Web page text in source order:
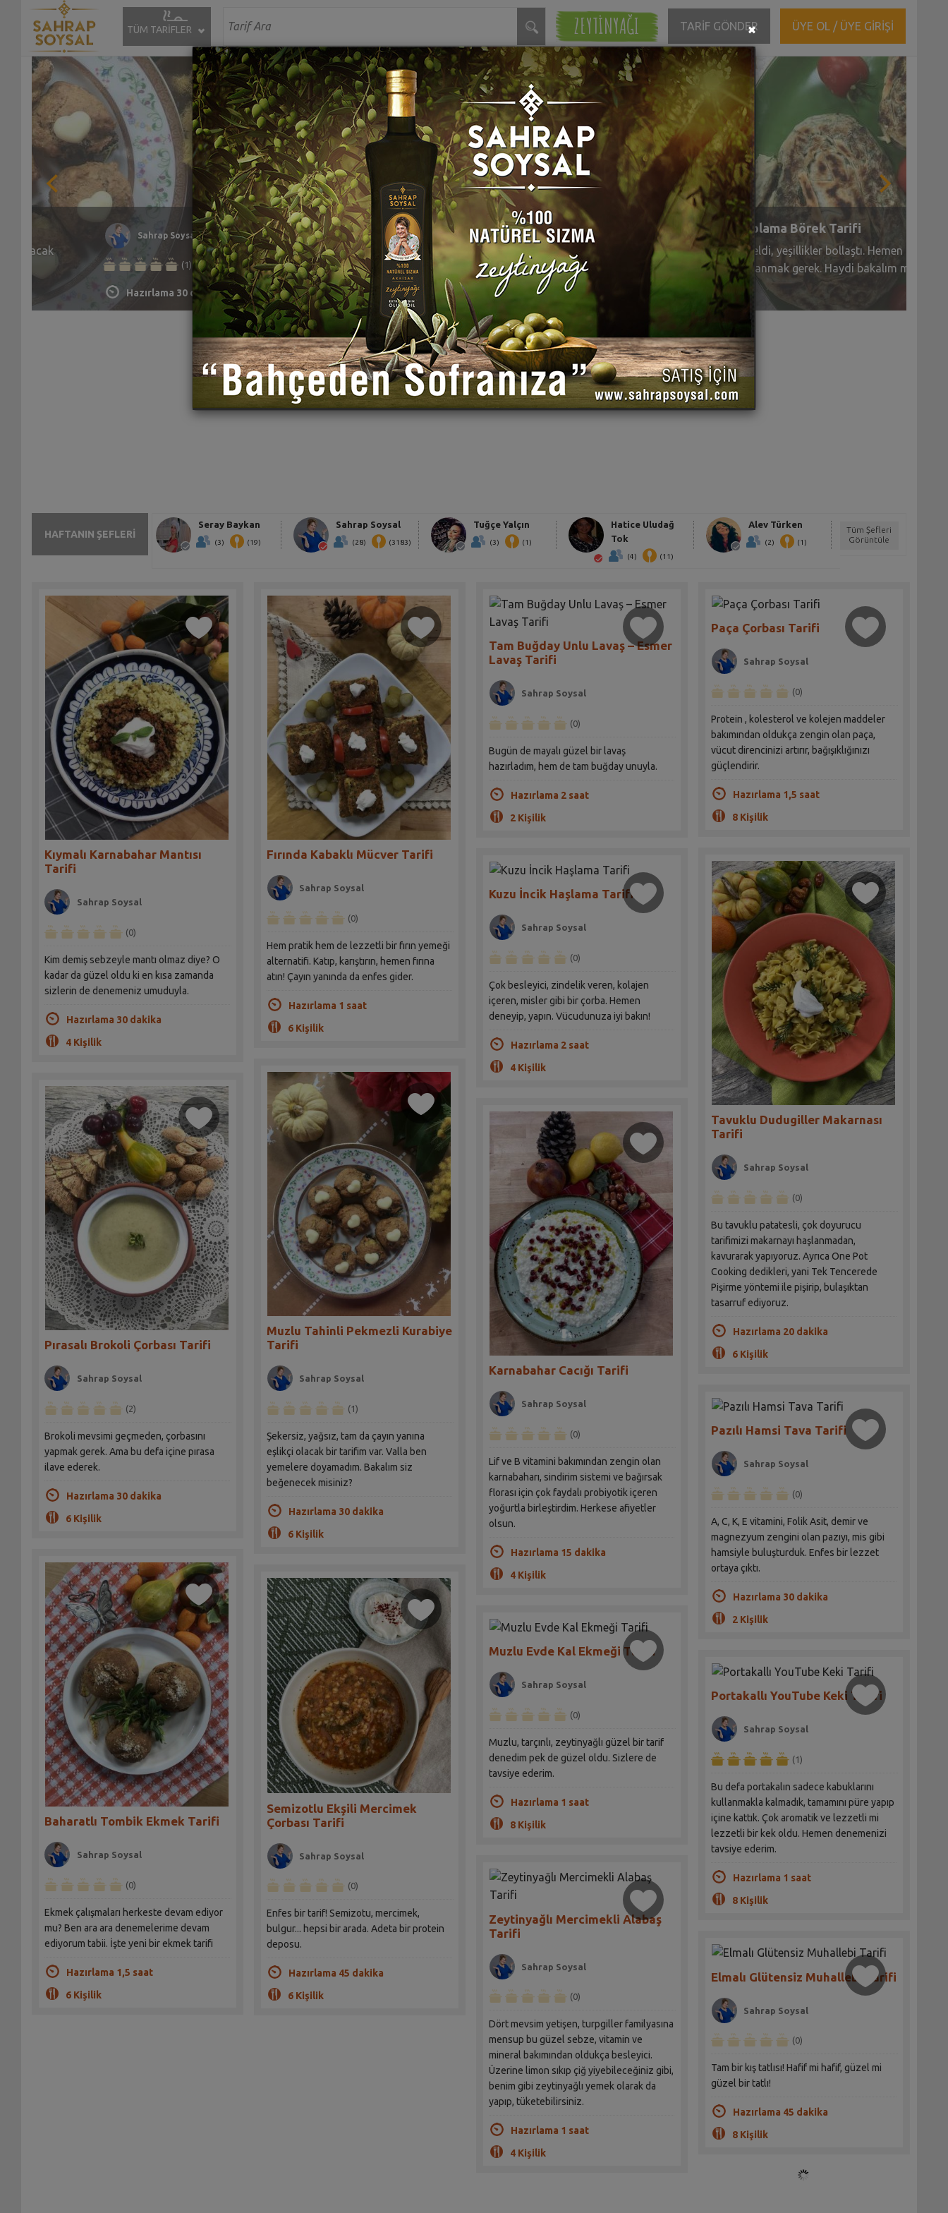
TÜM TARİFLER ZEYTİNYAĞI TARİF GÖNDER ÜYE OL / ÜYE GİRİŞİ
Pırasalı Brokoli Çorbası Tarifi
Brokoli mevsimi geçmeden, çorbasını yapmak
gerek. Ama bu defa içine pırasa ilave ederek.
Muzlu Tahinli Pekmezli Kurabiye Tarifi
Şekersiz, yağsız, tam da çayın yanına eşlikçi olacak
bir tarifim var. Valla ben yemelere doyamadım.
Bakalım siz beğenecek misiniz?
Hazırlama 30 dakika
hepsi
Sahrap Soysal
(0)
Hazırlama 45 dakika
HAFTANIN ŞEFLERİ
Seray Baykan
(3) (19)
Sahrap Soysal
(28) (3183)
Tuğçe Yalçın
(3) (1)
Hatice Uludağ
Tok
(4) (11)
Alev Türken
(2) (1)
Tüm Şefleri
Görüntüle
Kıymalı Karnabahar Mantısı
Tarifi
Sahrap Soysal
(0)
Kim demiş sebzeyle mantı olmaz diye? O
kadar da güzel oldu ki en kısa zamanda
sizlerin de denemeniz umuduyla.
Hazırlama 30 dakika
4 Kişilik
Pırasalı Brokoli Çorbası Tarifi
Sahrap Soysal
(2)
Brokoli mevsimi geçmeden, çorbasını
yapmak gerek. Ama bu defa içine pırasa
ilave ederek.
Hazırlama 30 dakika
6 Kişilik
Baharatlı Tombik Ekmek Tarifi
Sahrap Soysal
(0)
Ekmek çalışmaları herkeste devam ediyor
mu? Ben ara ara denemelerime devam
ediyorum tabii. İşte yeni bir ekmek tarifi
Hazırlama 1,5 saat
6 Kişilik
Fırında Kabaklı Mücver Tarifi
Sahrap Soysal
(0)
Hem pratik hem de lezzetli bir fırın yemeği
alternatifi. Katıp, karıştırın, hemen fırına
atın! Çayın yanında da enfes gider.
Hazırlama 1 saat
6 Kişilik
Muzlu Tahinli Pekmezli Kurabiye
Tarifi
Sahrap Soysal
(1)
Şekersiz, yağsız, tam da çayın yanına
eşlikçi olacak bir tarifim var. Valla ben
yemelere doyamadım. Bakalım siz
beğenecek misiniz?
Hazırlama 30 dakika
6 Kişilik
Semizotlu Ekşili Mercimek
Çorbası Tarifi
Sahrap Soysal
(0)
Enfes bir tarif! Semizotu, mercimek,
bulgur... hepsi bir arada. Adeta bir protein
deposu.
Hazırlama 45 dakika
6 Kişilik
Tam Buğday Unlu Lavaş – Esmer
Lavaş Tarifi
Sahrap Soysal
(0)
Bugün de mayalı güzel bir lavaş
hazırladım, hem de tam buğday unuyla.
Hazırlama 2 saat
2 Kişilik
Kuzu İncik Haşlama Tarifi
Sahrap Soysal
(0)
Çok besleyici, zindelik veren, kolajen
içeren, misler gibi bir çorba. Hemen
deneyip, yapın. Vücudunuza iyi bakın!
Hazırlama 2 saat
4 Kişilik
Karnabahar Cacığı Tarifi
Sahrap Soysal
(0)
Lif ve B vitamini bakımından zengin olan
karnabaharı, sindirim sistemi ve bağırsak
florası için çok faydalı probiyotik içeren
yoğurtla birleştirdim. Herkese afiyetler
olsun.
Hazırlama 15 dakika
4 Kişilik
Muzlu Evde Kal Ekmeği Tarifi
Sahrap Soysal
(0)
Muzlu, tarçınlı, zeytinyağlı güzel bir tarif
denedim pek de güzel oldu. Sizlere de
tavsiye ederim.
Hazırlama 1 saat
8 Kişilik
Zeytinyağlı Mercimekli Alabaş
Tarifi
Sahrap Soysal
(0)
Dört mevsim yetişen, turpgiller familyasına
mensup bu güzel sebze, vitamin ve
mineral bakımından oldukça besleyici.
Üzerine limon sıkıp çiğ yiyebileceğiniz gibi,
benim gibi zeytinyağlı yemek olarak da
yapıp, tüketebilirsiniz.
Hazırlama 1 saat
4 Kişilik
Paça Çorbası Tarifi
Sahrap Soysal
(0)
Protein , kolesterol ve kolejen maddeler
bakımından oldukça zengin olan paça,
vücut direncinizi artırır, bağışıklığınızı
güçlendirir.
Hazırlama 1,5 saat
8 Kişilik
Tavuklu Dudugiller Makarnası
Tarifi
Sahrap Soysal
(0)
Bu tavuklu patatesli, çok doyurucu
tarifimizi makarnayı haşlanmadan,
kavurarak yapıyoruz. Ayrıca One Pot
Cooking dedikleri, yani Tek Tencerede
Pişirme yöntemi ile pişirip, bulaşıktan
tasarruf ediyoruz.
Hazırlama 20 dakika
6 Kişilik
Pazılı Hamsi Tava Tarifi
Sahrap Soysal
(0)
A, C, K, E vitamini, Folik Asit, demir ve
magnezyum zengini olan pazıyı, mis gibi
hamsiyle buluşturduk. Enfes bir lezzet
ortaya çıktı.
Hazırlama 30 dakika
2 Kişilik
Portakallı YouTube Keki Tarifi
Sahrap Soysal
(1)
Bu defa portakalın sadece kabuklarını
kullanmakla kalmadık, tamamını püre yapıp
içine kattık. Çok aromatik ve lezzetli mi
lezzetli bir kek oldu. Hemen denemenizi
tavsiye ederim.
Hazırlama 1 saat
8 Kişilik
Elmalı Glütensiz Muhallebi Tarifi
Sahrap Soysal
(0)
Tam bir kış tatlısı! Hafif mi hafif, güzel mi
güzel bir tatlı!
Hazırlama 45 dakika
8 Kişilik
×Close